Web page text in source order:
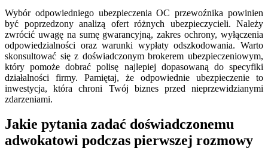
Wybór odpowiedniego ubezpieczenia OC przewoźnika powinien
być poprzedzony analizą ofert różnych ubezpieczycieli. Należy
zwrócić uwagę na sumę gwarancyjną, zakres ochrony, wyłączenia
odpowiedzialności oraz warunki wypłaty odszkodowania. Warto
skonsultować się z doświadczonym brokerem ubezpieczeniowym,
który pomoże dobrać polisę najlepiej dopasowaną do specyfiki
działalności firmy. Pamiętaj, że odpowiednie ubezpieczenie to
inwestycja, która chroni Twój biznes przed nieprzewidzianymi
zdarzeniami.
Jakie pytania zadać doświadczonemu
adwokatowi podczas pierwszej rozmowy